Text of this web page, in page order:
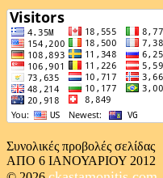
Συνολικές προβολές σελίδας
ΑΠΟ 6 ΙΑΝΟΥΑΡΙΟΥ 2012